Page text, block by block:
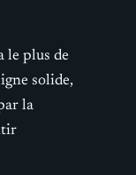
le plus de
solide,
la